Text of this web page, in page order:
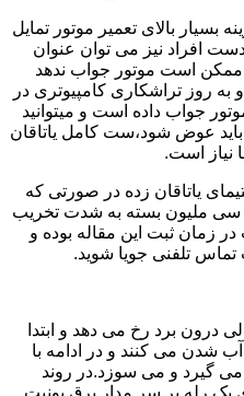
بسیار بالای تعمیر موتور تمایل
دست افراد نیز می توان عنوان
است موتور جواب ندهد
به روز تراشکاری کامپیوتری در
جواب داده است و میتوانید
باید عوض شود،ست کامل یاتاقان
نیاز است.
یاتاقان زده در صورتی که
بین 17 ملیون تا سی ملیون بسته به شدت تخریب
در زمان ثبت این مقاله بوده و
تلفنی جویا شوید.
درون برد رخ می دهد و ابتدا
شدن می کنند و در ادامه با
گیرد و می سوزد.در روند
یک رله بر سر مدار برق یونیت